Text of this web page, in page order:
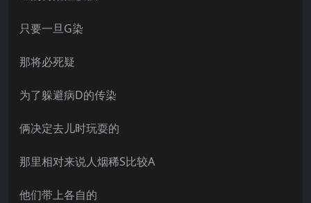
只要一旦G染
那将必死疑
为了躲避病D的传染
俩决定去儿时玩耍的
那里相对来说人烟稀S比较A
他们带上各自的